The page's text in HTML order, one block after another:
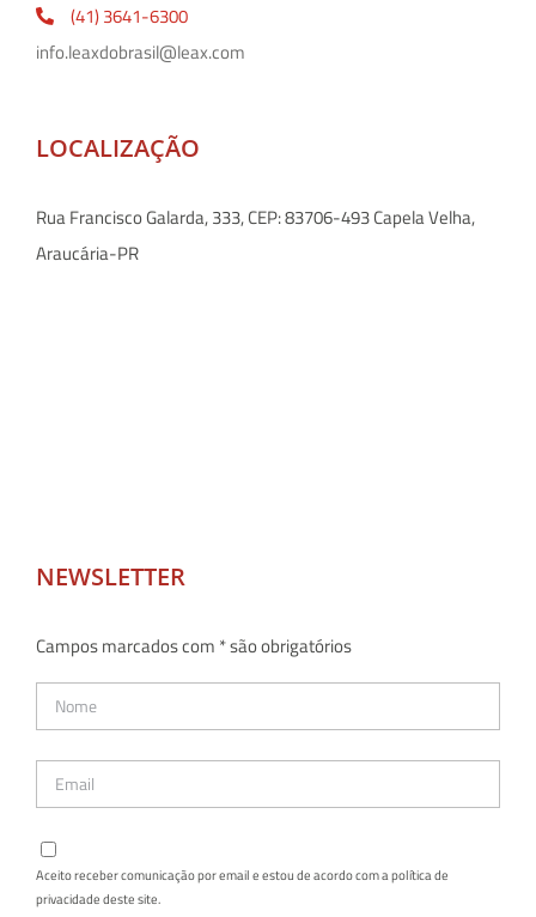
(41) 3641-6300
info.leaxdobrasil@leax.com
LOCALIZAÇÃO
Rua Francisco Galarda, 333, CEP: 83706-493 Capela Velha,
Araucária-PR
NEWSLETTER
Campos marcados com * são obrigatórios
Aceito receber comunicação por email e estou de acordo com a política de
privacidade deste site.